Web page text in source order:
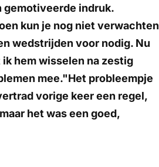
gemotiveerde indruk.
kun je nog niet verwachten
wedstrijden voor nodig. Nu
hem wisselen na zestig
mee."Het probleempje
vorige keer een regel,
het was een goed,